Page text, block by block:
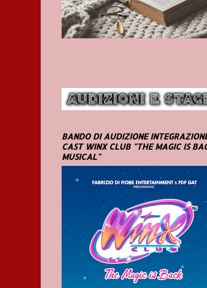
BANDO DI AUDIZIONE
CAST WINX CLUB "THE MAGIC IS
MUSICAL"